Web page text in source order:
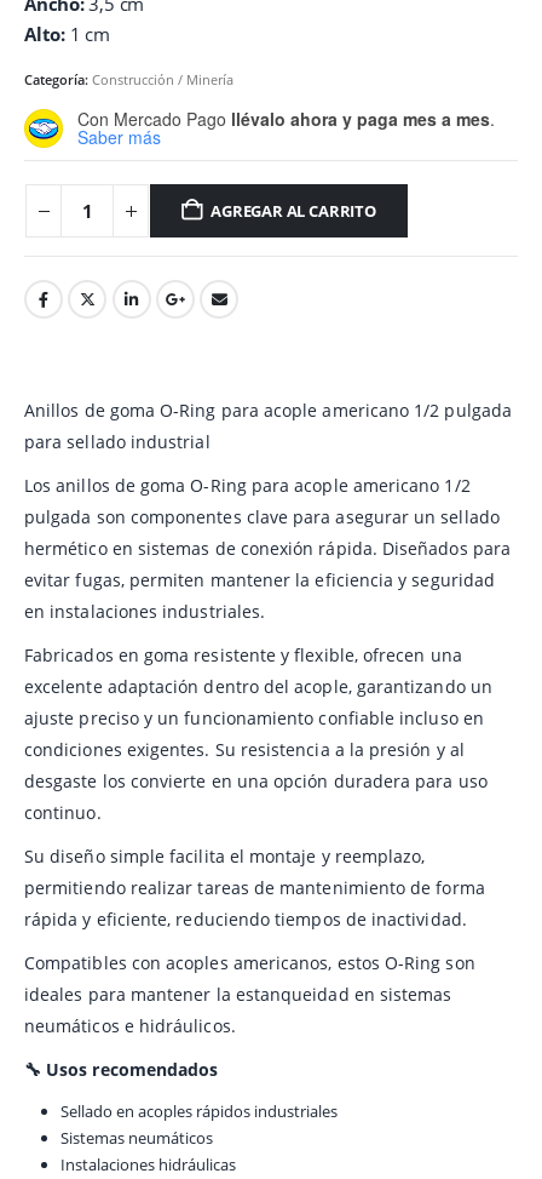
Alto:1 cm
Categoría: Construcción / Minería
Con Mercado Pago llévalo ahora y paga mes a mes.
Saber más
AGREGAR AL CARRITO
Anillos de goma O-Ring para acople americano 1/2 pulgada
para sellado industrial
Los anillos de goma O-Ring para acople americano 1/2
pulgada son componentes clave para asegurar un sellado
hermético en sistemas de conexión rápida. Diseñados para
evitar fugas, permiten mantener la eficiencia y seguridad
en instalaciones industriales.
Fabricados en goma resistente y flexible, ofrecen una
excelente adaptación dentro del acople, garantizando un
ajuste preciso y un funcionamiento confiable incluso en
condiciones exigentes. Su resistencia a la presión y al
desgaste los convierte en una opción duradera para uso
continuo.
Su diseño simple facilita el montaje y reemplazo,
permitiendo realizar tareas de mantenimiento de forma
rápida y eficiente, reduciendo tiempos de inactividad.
Compatibles con acoples americanos, estos O-Ring son
ideales para mantener la estanqueidad en sistemas
neumáticos e hidráulicos.
🔧 Usos recomendados
Sellado en acoples rápidos industriales
Sistemas neumáticos
Instalaciones hidráulicas